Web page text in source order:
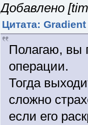
Добавлено
Цитата:
Полагаю, вы
операции.
Тогда
сложно
если его